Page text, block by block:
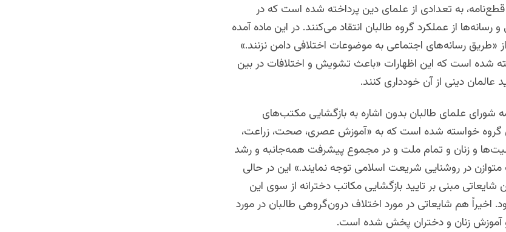
به تعدادی از علمای دین پرداخته شده است که در
از عملکرد گروه طالبان انتقاد می‌کنند. در این ماده آمده
«طریق رسانه‌های اجتماعی به موضوعات اختلافی دامن نزنند.»
شده است که این اظهارات «باعث تشویش و اختلافات در بین
عالمان دینی از آن خودداری کنند.
شورای علمای طالبان بدون اشاره به بازگشایی مکتب‌های
گروه خواسته شده است که به «آموزش عصری، صحت، زراعت،
و زنان و تمام ملت و در مجموع پیشرفت همه‌جانبه و رشد
در روشنایی شریعت اسلامی توجه نمایند.» این در حالی
مبنی بر تایید بازگشایی مکاتب دخترانه از سوی این
اخیراً هم شایعاتی در مورد اختلاف درون‌گروهی طالبان در مورد
آموزش زنان و دختران پخش شده است.